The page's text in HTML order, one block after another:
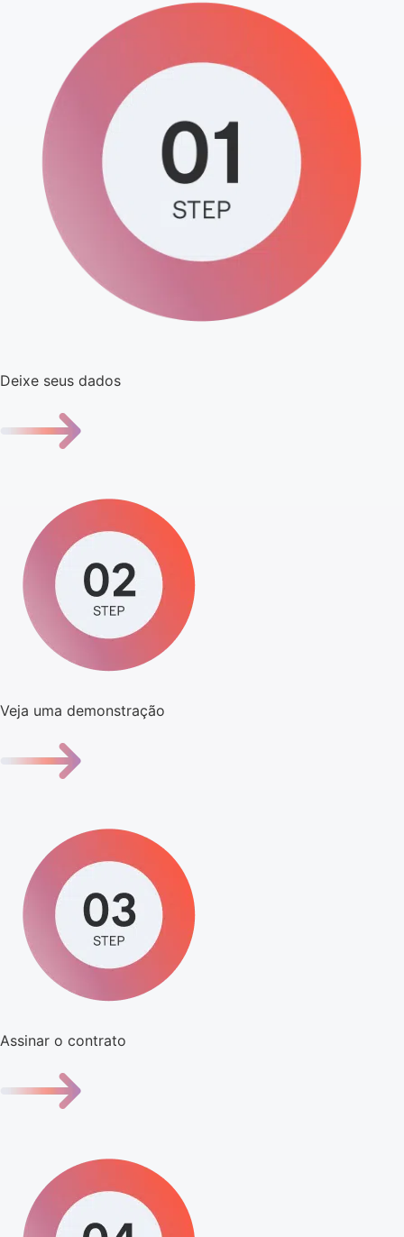
Deixe seus dados
Veja uma demonstração
Assinar o contrato